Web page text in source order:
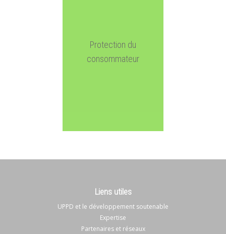
Protection du
consommateur
Liens utiles
UPPD et le développement soutenable
Expertise
Partenaires et réseaux